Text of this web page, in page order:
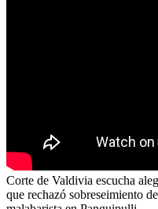
Corte de Valdivia escucha
que rechazó sobreseimiento